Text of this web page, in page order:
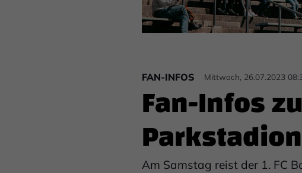
FAN-INFOS Mittwoch, 26.07.2023
Fan-Infos
Parkstadion
Am Samstag reist der 1. FC